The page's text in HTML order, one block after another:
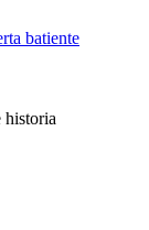
batiente
historia